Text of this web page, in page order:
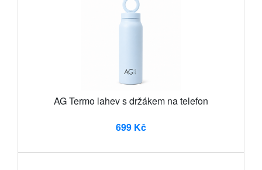
AG Termo lahev s držákem na telefon
699 Kč